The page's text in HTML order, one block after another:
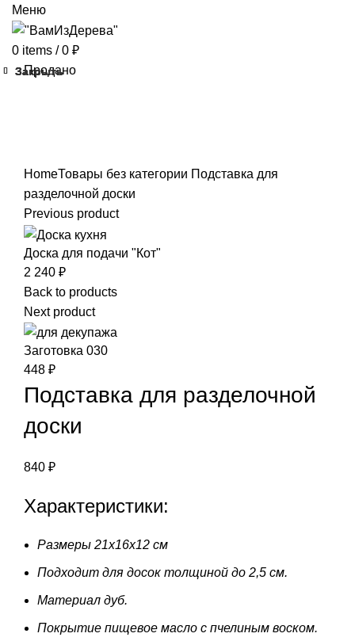
Меню
0 items / 0 ₽
Продано
HomeТовары без категории Подставка для
разделочной доски
Previous product
Доска для подачи "Кот"
2 240 ₽
Back to products
Next product
Заготовка 030
448 ₽
Подставка для разделочной
доски
840 ₽
Характеристики:
Размеры 21х16х12 см
Подходит для досок толщиной до 2,5 см.
Материал дуб.
Покрытие пищевое масло с пчелиным воском.
Закрыть
Закрыть
Закрыть
Закрыть